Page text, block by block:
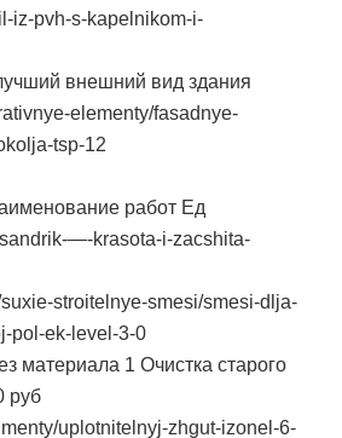
iz-pvh-s-kapelnikom-i-
внешний вид здания
elementy/fasadnye-
tsp-12
работ Ед
—-krasota-i-zacshita-
stroitelnye-smesi/smesi-dlja-
pol-ek-level-3-0
материала 1 Очистка старого
руб
uplotnitelnyj-zhgut-izonel-6-